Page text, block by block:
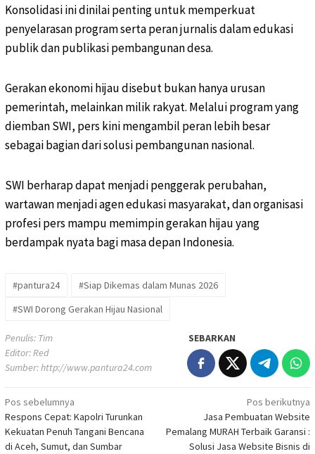
Konsolidasi ini dinilai penting untuk memperkuat
penyelarasan program serta peran jurnalis dalam edukasi
publik dan publikasi pembangunan desa.
Gerakan ekonomi hijau disebut bukan hanya urusan
pemerintah, melainkan milik rakyat. Melalui program yang
diemban SWI, pers kini mengambil peran lebih besar
sebagai bagian dari solusi pembangunan nasional.
SWI berharap dapat menjadi penggerak perubahan,
wartawan menjadi agen edukasi masyarakat, dan organisasi
profesi pers mampu memimpin gerakan hijau yang
berdampak nyata bagi masa depan Indonesia.
#pantura24
#Siap Dikemas dalam Munas 2026
#SWI Dorong Gerakan Hijau Nasional
Penulis: Tim
Editor: Red
Sumber:http://www.pantura24.com
SEBARKAN
Navigasi
pos
Pos sebelumnya
Respons Cepat: Kapolri Turunkan
Kekuatan Penuh Tangani Bencana
di Aceh, Sumut, dan Sumbar
Pos berikutnya
Jasa Pembuatan Website
Pemalang MURAH Terbaik Garansi :
Solusi Jasa Website Bisnis di